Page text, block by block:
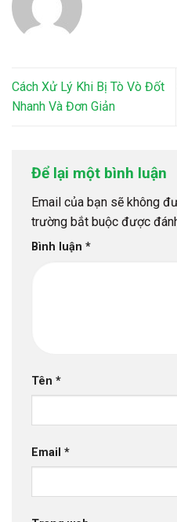
Cách Xử Lý Khi Bị Tò Vò Đốt
Nhanh Và Đơn Giản
Để lại một bình luận
Email của bạn sẽ không
trường bắt buộc được
Bình luận *
Tên *
Email *